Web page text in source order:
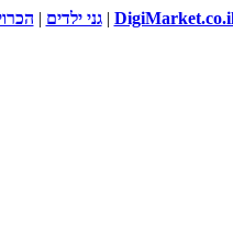
|גני ילדים |